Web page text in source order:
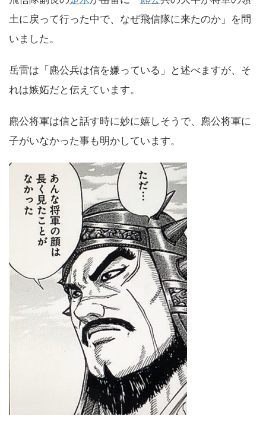
土に戻って行った中で、なぜ飛信隊に来たのか」を問
いました。
岳雷は「麃公兵は信を嫌っている」と述べますが、そ
れは嫉妬だと伝えています。
麃公将軍は信と話す時に妙に嬉しそうで、麃公将軍に
子がいなかった事も明かしています。